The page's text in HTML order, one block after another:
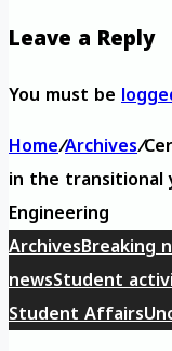
Leave a Reply
You must be
Home/Archives/
in the transitional
Engineering
ArchivesBreaking
newsStudent
Student Affairs